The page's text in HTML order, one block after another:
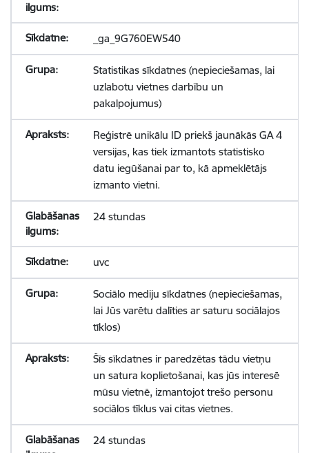
_ga_9G760EW540
Statistikas sīkdatnes (nepieciešamas, lai
uzlabotu vietnes darbību un
pakalpojumus)
Reģistrē unikālu ID priekš jaunākās GA 4
versijas, kas tiek izmantots statistisko
datu iegūšanai par to, kā apmeklētājs
izmanto vietni.
24 stundas
uvc
Sociālo mediju sīkdatnes (nepieciešamas,
lai Jūs varētu dalīties ar saturu sociālajos
tīklos)
Šīs sīkdatnes ir paredzētas tādu vietņu
un satura koplietošanai, kas jūs interesē
mūsu vietnē, izmantojot trešo personu
sociālos tīklus vai citas vietnes.
24 stundas